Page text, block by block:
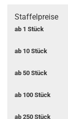
Staffelpreise
ab 1 Stück
ab 10 Stück
ab 50 Stück
ab 100 Stück
ab 250 Stück